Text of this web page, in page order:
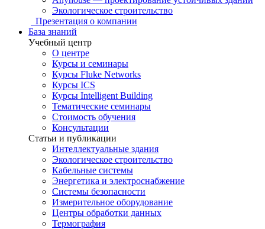
Экологическое строительство
Презентация о компании
База знаний
Учебный центр
О центре
Курсы и семинары
Курсы Fluke Networks
Курсы ICS
Курсы Intelligent Building
Тематические семинары
Стоимость обучения
Консультации
Статьи и публикации
Интеллектуальные здания
Экологическое строительство
Кабельные системы
Энергетика и электроснабжение
Системы безопасности
Измерительное оборудование
Центры обработки данных
Термография